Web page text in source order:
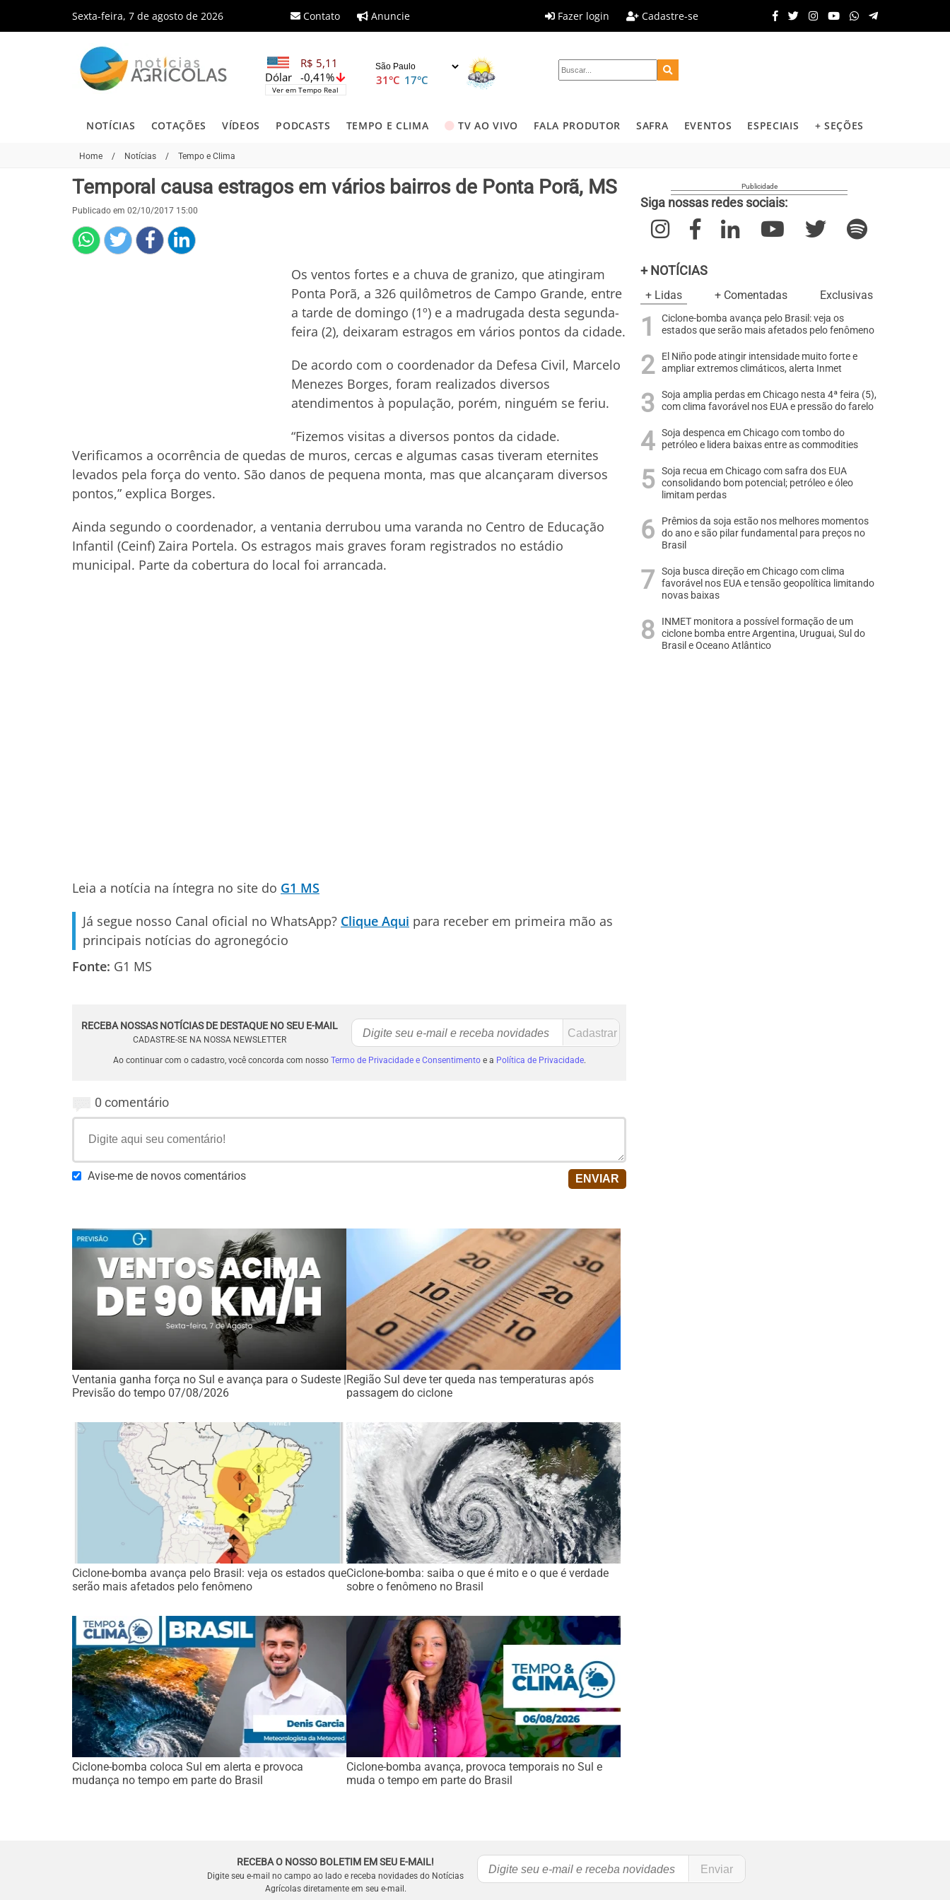
Sexta-feira, 7 de agosto de 2026 Contato Anuncie Fazer login Cadastre-se
R$ 5,11
-0,41%
Dólar
Ver em Tempo Real
31°C 17°C
NOTÍCIAS COTAÇÕES VÍDEOS PODCASTS TEMPO E CLIMA TV AO VIVO FALA PRODUTOR SAFRA EVENTOS ESPECIAIS + SEÇÕES
Home / Notícias / Tempo e Clima
Temporal causa estragos em vários bairros de Ponta Porã, MS
Publicado em 02/10/2017 15:00
Os ventos fortes e a chuva de granizo, que atingiram
Ponta Porã, a 326 quilômetros de Campo Grande, entre
a tarde de domingo (1º) e a madrugada desta segunda-
feira (2), deixaram estragos em vários pontos da cidade.
De acordo com o coordenador da Defesa Civil, Marcelo
Menezes Borges, foram realizados diversos
atendimentos à população, porém, ninguém se feriu.
“Fizemos visitas a diversos pontos da cidade.
Verificamos a ocorrência de quedas de muros, cercas e algumas casas tiveram eternites
levados pela força do vento. São danos de pequena monta, mas que alcançaram diversos
pontos,” explica Borges.
Ainda segundo o coordenador, a ventania derrubou uma varanda no Centro de Educação
Infantil (Ceinf) Zaira Portela. Os estragos mais graves foram registrados no estádio
municipal. Parte da cobertura do local foi arrancada.
Leia a notícia na íntegra no site do G1 MS
Já segue nosso Canal oficial no WhatsApp? Clique Aqui para receber em primeira mão as
principais notícias do agronegócio
Fonte: G1 MS
RECEBA NOSSAS NOTÍCIAS DE DESTAQUE NO SEU E-MAIL
CADASTRE-SE NA NOSSA NEWSLETTER
Ao continuar com o cadastro, você concorda com nosso Termo de Privacidade e Consentimentoe a Política de Privacidade.
0 comentário
Avise-me de novos comentários
Ventania ganha força no Sul e avança para o Sudeste |
Previsão do tempo 07/08/2026
Região Sul deve ter queda nas temperaturas após
passagem do ciclone
Ciclone-bomba avança pelo Brasil: veja os estados que
serão mais afetados pelo fenômeno
Ciclone-bomba: saiba o que é mito e o que é verdade
sobre o fenômeno no Brasil
Ciclone-bomba coloca Sul em alerta e provoca
mudança no tempo em parte do Brasil
Ciclone-bomba avança, provoca temporais no Sul e
muda o tempo em parte do Brasil
Siga nossas redes sociais:
+ NOTÍCIAS
+ Lidas + Comentadas Exclusivas
Ciclone-bomba avança pelo Brasil: veja os
estados que serão mais afetados pelo fenômeno
El Niño pode atingir intensidade muito forte e
ampliar extremos climáticos, alerta Inmet
Soja amplia perdas em Chicago nesta 4ª feira (5),
com clima favorável nos EUA e pressão do farelo
Soja despenca em Chicago com tombo do
petróleo e lidera baixas entre as commodities
Soja recua em Chicago com safra dos EUA
consolidando bom potencial; petróleo e óleo
limitam perdas
Prêmios da soja estão nos melhores momentos
do ano e são pilar fundamental para preços no
Brasil
Soja busca direção em Chicago com clima
favorável nos EUA e tensão geopolítica limitando
novas baixas
INMET monitora a possível formação de um
ciclone bomba entre Argentina, Uruguai, Sul do
Brasil e Oceano Atlântico
RECEBA O NOSSO BOLETIM EM SEU E-MAIL!
Digite seu e-mail no campo ao lado e receba novidades do Notícias
Agrícolas diretamente em seu e-mail.